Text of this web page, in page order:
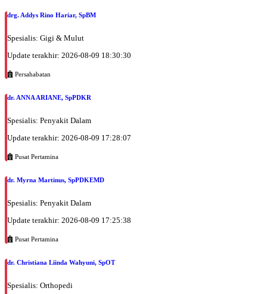
drg. Addys Rino Hariar, SpBM
Spesialis: Gigi & Mulut
Update terakhir: 2026-08-09 18:30:30
Persahabatan
dr. ANNA ARIANE, SpPDKR
Spesialis: Penyakit Dalam
Update terakhir: 2026-08-09 17:28:07
Pusat Pertamina
dr. Myrna Martinus, SpPDKEMD
Spesialis: Penyakit Dalam
Update terakhir: 2026-08-09 17:25:38
Pusat Pertamina
dr. Christiana Liinda Wahyuni, SpOT
Spesialis: Orthopedi